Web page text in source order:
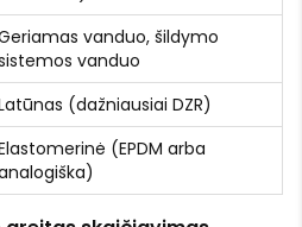
vanduo, šildymo
vanduo
(dažniausiai DZR)
(EPDM arba